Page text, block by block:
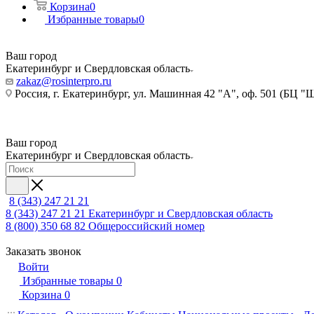
Корзина0
Избранные товары0
Ваш город
Екатеринбург и Свердловская область
zakaz@rosinterpro.ru
Россия, г. Екатеринбург, ул. Машинная 42 "А", оф. 501 (БЦ
Ваш город
Екатеринбург и Свердловская область
8 (343) 247 21 21
8 (343) 247 21 21 Екатеринбург и Свердловская область
8 (800) 350 68 82 Общероссийский номер
Заказать звонок
Войти
Избранные товары 0
Корзина 0